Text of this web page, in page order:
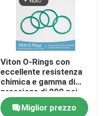
Viton O-Rings con
eccellente resistenza
chimica e gamma di
pressione di 000 psi
Miglior prezzo